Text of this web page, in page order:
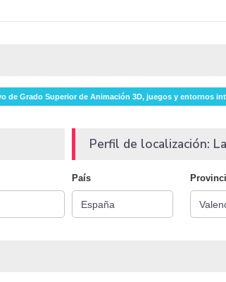
de Grado Superior de Animación 3D, juegos y entornos
Perfil de localización:
País